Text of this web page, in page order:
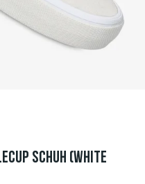
SCHUH (WHITE